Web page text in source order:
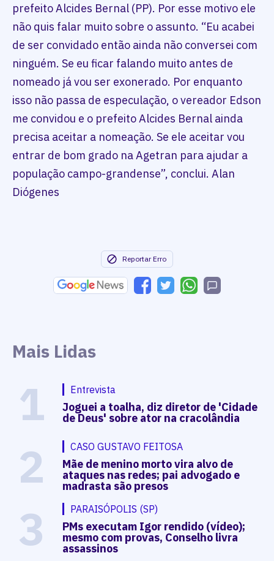
prefeito Alcides Bernal (PP). Por esse motivo ele
não quis falar muito sobre o assunto. “Eu acabei
de ser convidado então ainda não conversei com
ninguém. Se eu ficar falando muito antes de
nomeado já vou ser exonerado. Por enquanto
isso não passa de especulação, o vereador Edson
me convidou e o prefeito Alcides Bernal ainda
precisa aceitar a nomeação. Se ele aceitar vou
entrar de bom grado na Agetran para ajudar a
população campo-grandense”, conclui. Alan
Diógenes
Reportar Erro
Mais Lidas
1 Entrevista
Joguei a toalha, diz diretor de 'Cidade
de Deus' sobre ator na cracolândia
2 CASO GUSTAVO FEITOSA
Mãe de menino morto vira alvo de
ataques nas redes; pai advogado e
madrasta são presos
3 PARAISÓPOLIS (SP)
PMs executam Igor rendido (vídeo);
mesmo com provas, Conselho livra
assassinos